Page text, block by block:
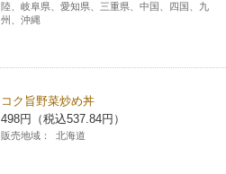
陸、岐阜県、愛知県、三重県、中国、四国、九
州、沖縄
コク旨野菜炒め丼
498円（税込537.84円）
販売地域： 北海道